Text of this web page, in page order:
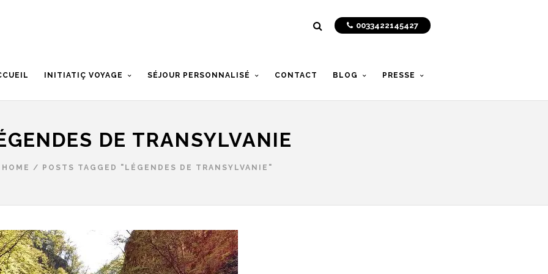
0033422145427
INITIATIÇ VOYAGE SÉJOUR PERSONNALISÉ CONTACT BLOG PRESSE
DE TRANSYLVANIE
HOME / POSTS TAGGED "LÉGENDES DE TRANSYLVANIE"